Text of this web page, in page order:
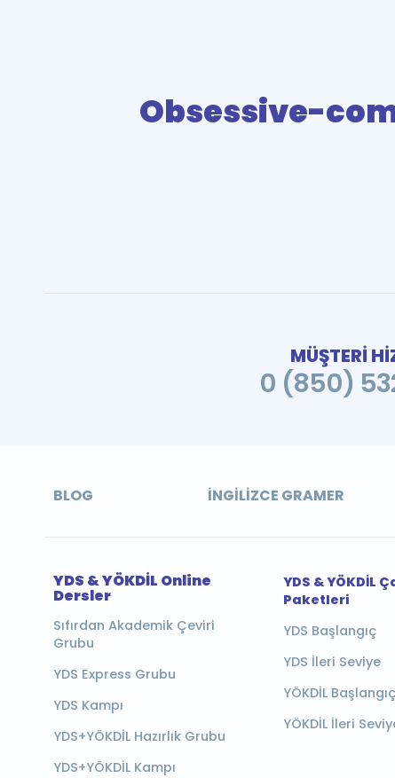
Obsessive-
MÜŞTERİ
0 (850)
BLOG İNGILIZCE GRAMER
YDS & YÖKDİL Online
Dersler
Sıfırdan Akademik Çeviri
Grubu
YDS Express Grubu
YDS Kampı
YDS+YÖKDİL Hazırlık Grubu
YDS+YÖKDİL Kampı
YDS & YÖKDİL
Paketleri
YDS Başlangıç
YDS İleri Seviye
YÖKDİL Başlangıç
YÖKDİL İleri